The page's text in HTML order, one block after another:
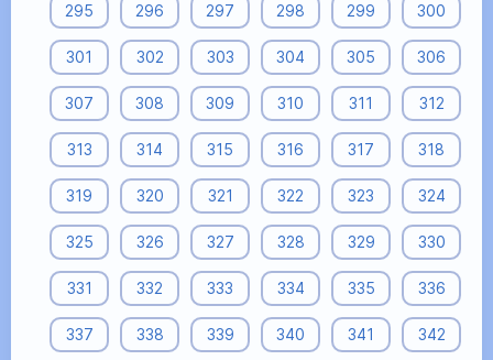
295 296 297 298 299 300
301 302 303 304 305 306
307 308 309 310 311 312
313 314 315 316 317 318
319 320 321 322 323 324
325 326 327 328 329 330
331 332 333 334 335 336
337 338 339 340 341 342